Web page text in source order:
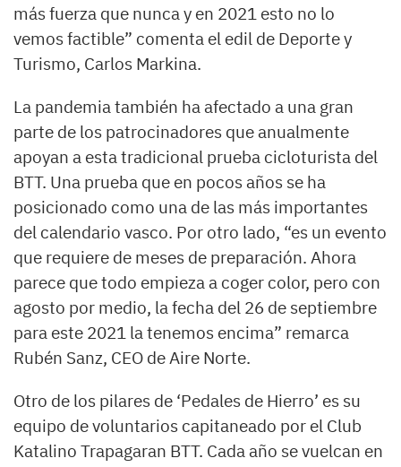
más fuerza que nunca y en 2021 esto no lo
vemos factible” comenta el edil de Deporte y
Turismo, Carlos Markina.
La pandemia también ha afectado a una gran
parte de los patrocinadores que anualmente
apoyan a esta tradicional prueba cicloturista del
BTT. Una prueba que en pocos años se ha
posicionado como una de las más importantes
del calendario vasco. Por otro lado, “es un evento
que requiere de meses de preparación. Ahora
parece que todo empieza a coger color, pero con
agosto por medio, la fecha del 26 de septiembre
para este 2021 la tenemos encima” remarca
Rubén Sanz, CEO de Aire Norte.
Otro de los pilares de ‘Pedales de Hierro’ es su
equipo de voluntarios capitaneado por el Club
Katalino Trapagaran BTT. Cada año se vuelcan en